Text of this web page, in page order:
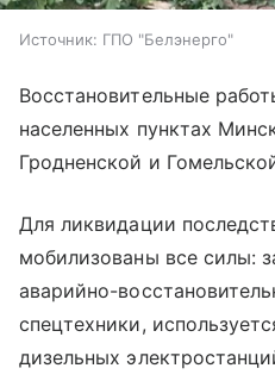
Источник: ГПО "Белэнерго"
Восстановительные
населенных пунктах
Гродненской и
Для ликвидации
мобилизованы все силы:
аварийно-
спецтехники,
дизельных